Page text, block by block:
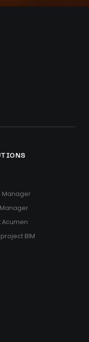
Manager
Acumen
BIM